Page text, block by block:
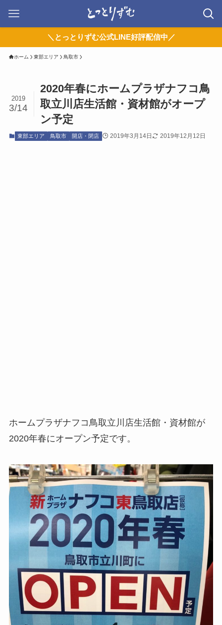
＼とっとりずむ公式LINE好評配信中／
ホーム 東部エリア 鳥取市
2020年春にホームプラザナフコ鳥
取立川店生活館・資材館がオープ
ン予定
2019
3/14
東部エリア 鳥取市 開店・閉店 2019年3月14日 2019年12月12日
ホームプラザナフコ鳥取立川店生活館・資材館が
2020年春にオープン予定です。